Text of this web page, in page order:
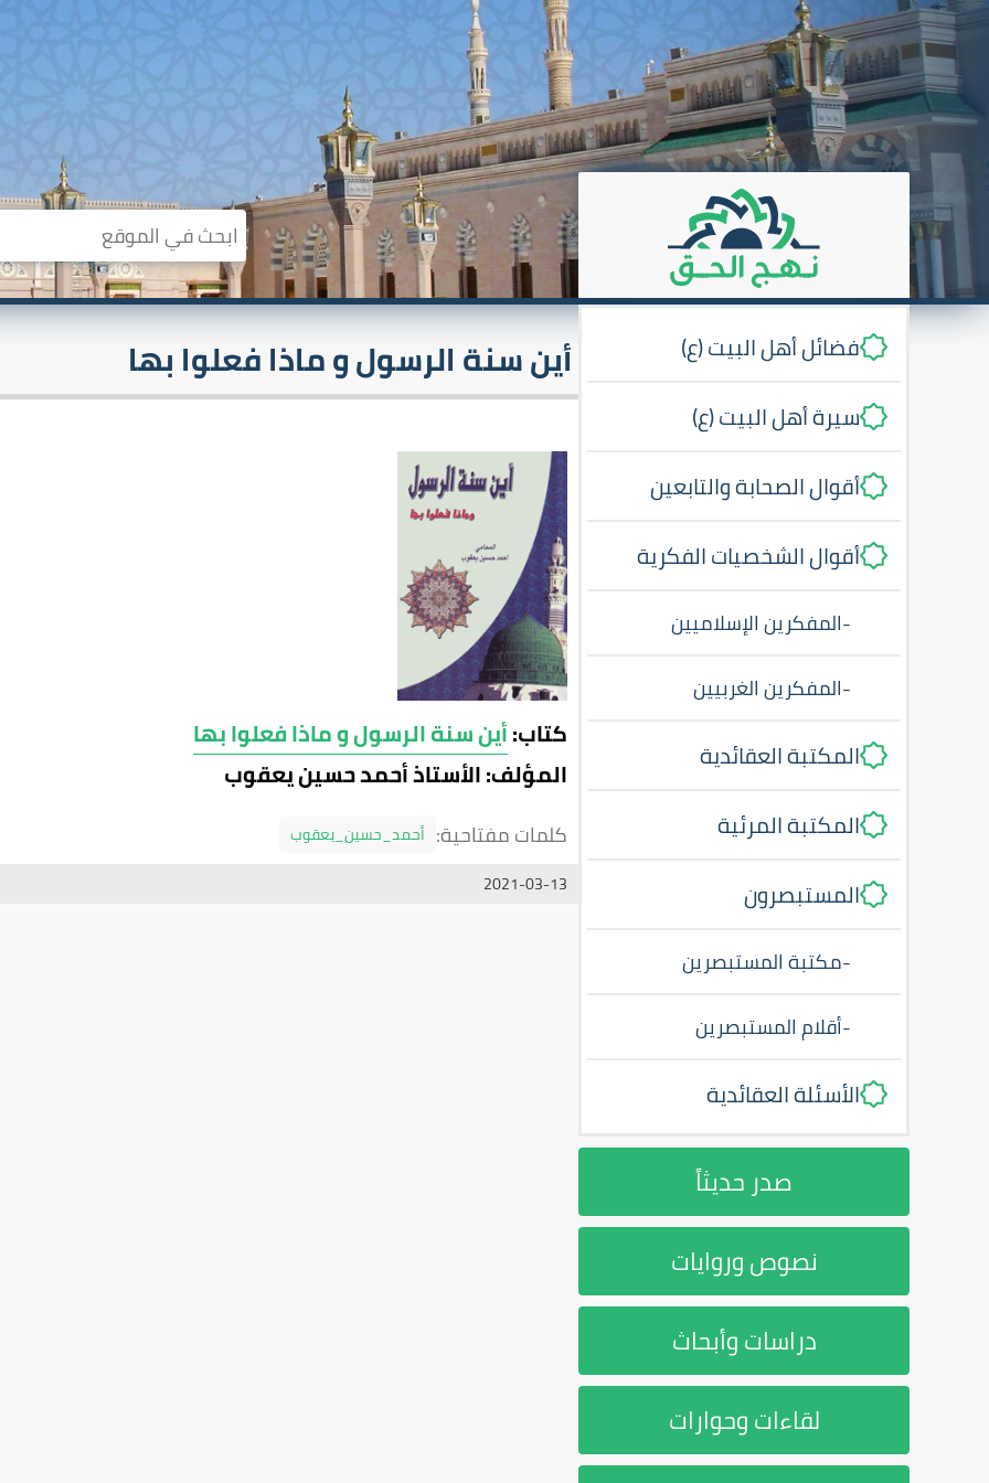
فضائل أهل البيت (ع)
سيرة أهل البيت (ع)
أقوال الصحابة والتابعين
أقوال الشخصيات الفكرية
-المفكرين الإسلاميين
-المفكرين الغربيين
المكتبة العقائدية
المكتبة المرئية
المستبصرون
-مكتبة المستبصرين
-أقلام المستبصرين
الأسئلة العقائدية
صدر حديثاً
نصوص وروايات
دراسات وأبحاث
لقاءات وحوارات
أين سنة الرسول و ماذا فعلوا بها
كتاب:أين سنة الرسول و ماذا فعلوا بها
المؤلف: الأستاذ أحمد حسين يعقوب
كلمات مفتاحية: أحمد_حسين_يعقوب
2021-03-13